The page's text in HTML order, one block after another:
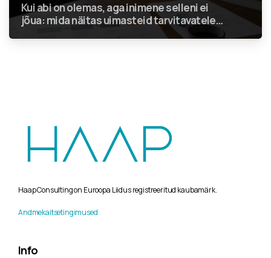
Kui abi on olemas, aga inimene selleni ei
jõua: mida näitas uimasteid tarvitavatele
inimestele suunatud teenuste analüüs?
Haap Consulting on Euroopa Liidus registreeritud kaubamärk.
Andmekaitsetingimused
Info